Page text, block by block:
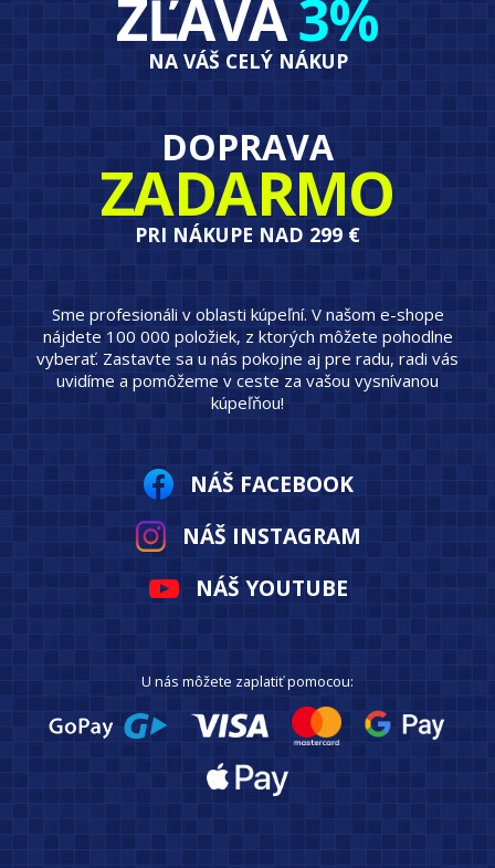
ZĽAVA3%
NA VÁŠ CELÝ NÁKUP
DOPRAVA
ZADARMO
PRI NÁKUPE NAD 299 €
Sme profesionáli v oblasti kúpeľní. V našom e-shope
nájdete 100 000 položiek, z ktorých môžete pohodlne
vyberať. Zastavte sa u nás pokojne aj pre radu, radi vás
uvidíme a pomôžeme v ceste za vašou vysnívanou
kúpeľňou!
NÁŠ FACEBOOK
NÁŠ INSTAGRAM
NÁŠ YOUTUBE
U nás môžete zaplatiť pomocou: